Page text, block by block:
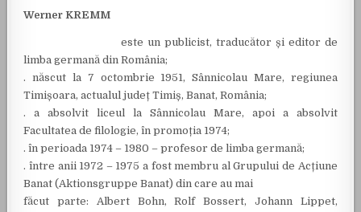
Werner KREMM
este un publicist, traducător și editor de
limba germană din România;
. născut la 7 octombrie 1951, Sânnicolau Mare, regiunea
Timișoara, actualul județ Timiș, Banat, România;
. a absolvit liceul la Sânnicolau Mare, apoi a absolvit
Facultatea de filologie, în promoția 1974;
. în perioada 1974 – 1980 – profesor de limba germană;
. între anii 1972 – 1975 a fost membru al Grupului de Acțiune
Banat (Aktionsgruppe Banat) din care au mai
făcut parte: Albert Bohn, Rolf Bossert, Johann Lippet,